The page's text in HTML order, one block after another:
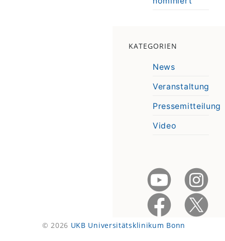
KATEGORIEN
News
Veranstaltung
Pressemitteilung
Video
© 2026 UKB Universitätsklinikum Bonn